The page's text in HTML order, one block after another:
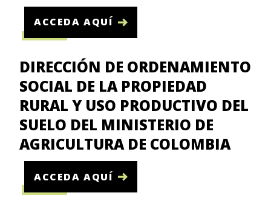
ACCEDA AQUÍ
DIRECCIÓN DE ORDENAMIENTO
SOCIAL DE LA PROPIEDAD
RURAL Y USO PRODUCTIVO DEL
SUELO DEL MINISTERIO DE
AGRICULTURA DE COLOMBIA
ACCEDA AQUÍ